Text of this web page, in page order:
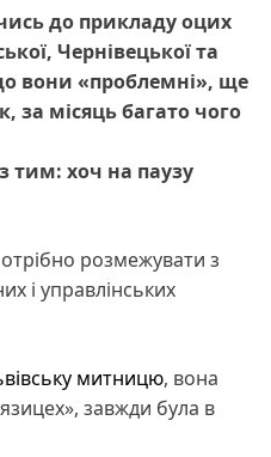
до прикладу оцих
Чернівецької та
вони «проблемні», ще
за місяць багато чого
хоч на паузу
розмежувати з
і управлінських
митницю, вона
завжди була в